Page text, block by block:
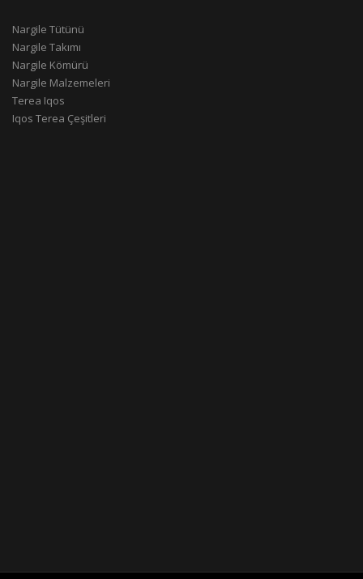
Nargile Tütünü
Nargile Takımı
Nargile Kömürü
Nargile Malzemeleri
Terea Iqos
Iqos Terea Çeşitleri